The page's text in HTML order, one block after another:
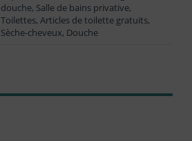
douche, Salle de bains privative,
Toilettes, Articles de toilette gratuits,
Sèche-cheveux, Douche